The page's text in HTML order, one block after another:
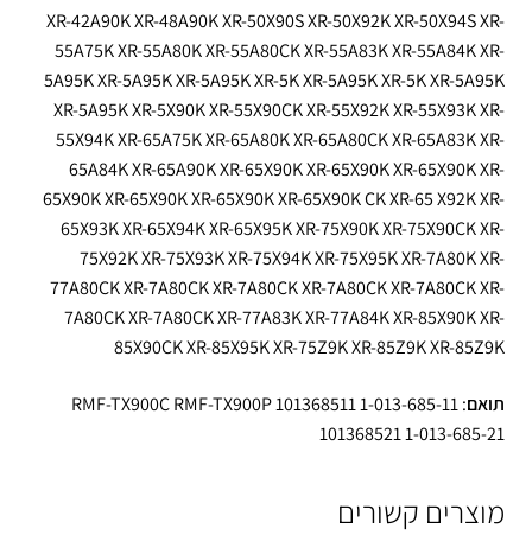
XR-42A90K XR-48A90K XR-50X90S XR-50X92K XR-50X94S XR-
55A75K XR-55A80K XR-55A80CK XR-55A83K XR-55A84K XR-
5A95K XR-5A95K XR-5A95K XR-5K XR-5A95K XR-5K XR-5A95K
XR-5A95K XR-5X90K XR-55X90CK XR-55X92K XR-55X93K XR-
55X94K XR-65A75K XR-65A80K XR-65A80CK XR-65A83K XR-
65A84K XR-65A90K XR-65X90K XR-65X90K XR-65X90K XR-
65X90K XR-65X90K XR-65X90K XR-65X90K CK XR-65 X92K XR-
65X93K XR-65X94K XR-65X95K XR-75X90K XR-75X90CK XR-
75X92K XR-75X93K XR-75X94K XR-75X95K XR-7A80K XR-
77A80CK XR-7A80CK XR-7A80CK XR-7A80CK XR-7A80CK XR-
7A80CK XR-7A80CK XR-77A83K XR-77A84K XR-85X90K XR-
85X90CK XR-85X95K XR-75Z9K XR-85Z9K XR-85Z9K
תואם : RMF-TX900C RMF-TX900P 101368511 1-013-685-11
101368521 1-013-685-21
מוצרים קשורים